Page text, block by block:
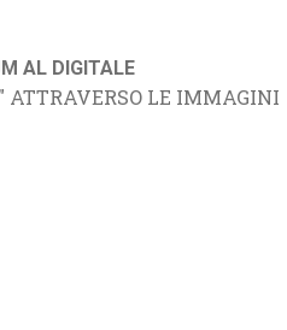
AL DIGITALE
LE IMMAGINI